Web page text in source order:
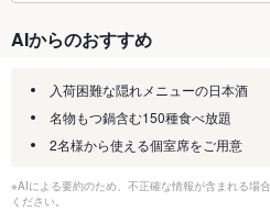
AIからのおすすめ
入荷困難な隠れメニューの日本酒
名物もつ鍋含む150種食べ放題
2名様から使える個室席をご用意
※AIによる要約のため、不正確な情報が含まれる場
ください。